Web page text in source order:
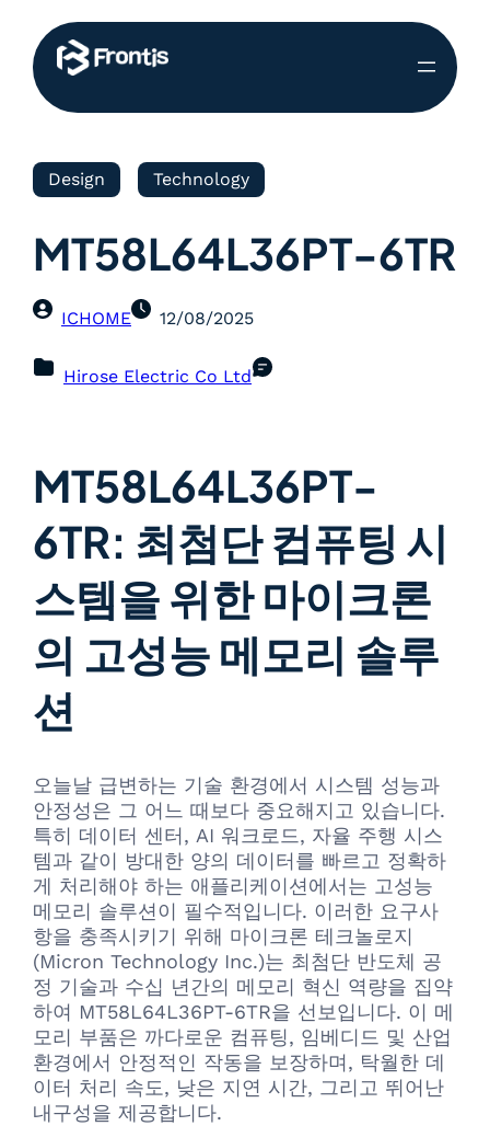
Design Technology
MT58L64L36PT-6TR
ICHOME 12/08/2025
Hirose Electric Co Ltd
MT58L64L36PT-
6TR: 최첨단 컴퓨팅 시
스템을 위한 마이크론
의 고성능 메모리 솔루
션
오늘날 급변하는 기술 환경에서 시스템 성능과
안정성은 그 어느 때보다 중요해지고 있습니다.
특히 데이터 센터, AI 워크로드, 자율 주행 시스
템과 같이 방대한 양의 데이터를 빠르고 정확하
게 처리해야 하는 애플리케이션에서는 고성능
메모리 솔루션이 필수적입니다. 이러한 요구사
항을 충족시키기 위해 마이크론 테크놀로지
(Micron Technology Inc.)는 최첨단 반도체 공
정 기술과 수십 년간의 메모리 혁신 역량을 집약
하여 MT58L64L36PT-6TR을 선보입니다. 이 메
모리 부품은 까다로운 컴퓨팅, 임베디드 및 산업
환경에서 안정적인 작동을 보장하며, 탁월한 데
이터 처리 속도, 낮은 지연 시간, 그리고 뛰어난
내구성을 제공합니다.